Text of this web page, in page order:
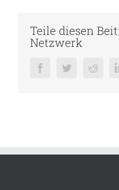
Teile diesen
Netzwerk
FacebookTwitter